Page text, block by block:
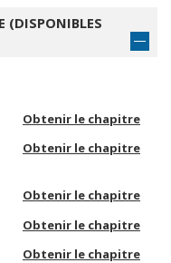
(DISPONIBLES
Obtenir le chapitre
Obtenir le chapitre
Obtenir le chapitre
Obtenir le chapitre
Obtenir le chapitre